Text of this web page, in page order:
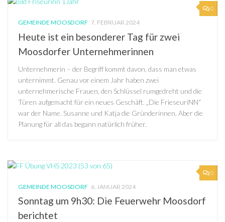
0
GEMEINDE MOOSDORF 7. FEBRUAR 2024
Heute ist ein besonderer Tag für zwei
Moosdorfer Unternehmerinnen
Unternehmerin – der Begriff kommt davon, dass man etwas
unternimmt. Genau vor einem Jahr haben zwei
unternehmerische Frauen, den Schlüssel rumgedreht und die
Türen aufgemacht für ein neues Geschäft. „Die FrieseuriNN“
war der Name. Susanne und Katja die Gründerinnen. Aber die
Planung für all das begann natürlich früher.
0
GEMEINDE MOOSDORF 6. JANUAR 2024
Sonntag um 9h30: Die Feuerwehr Moosdorf
berichtet